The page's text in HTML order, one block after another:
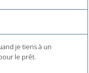
je tiens à un
le prêt.